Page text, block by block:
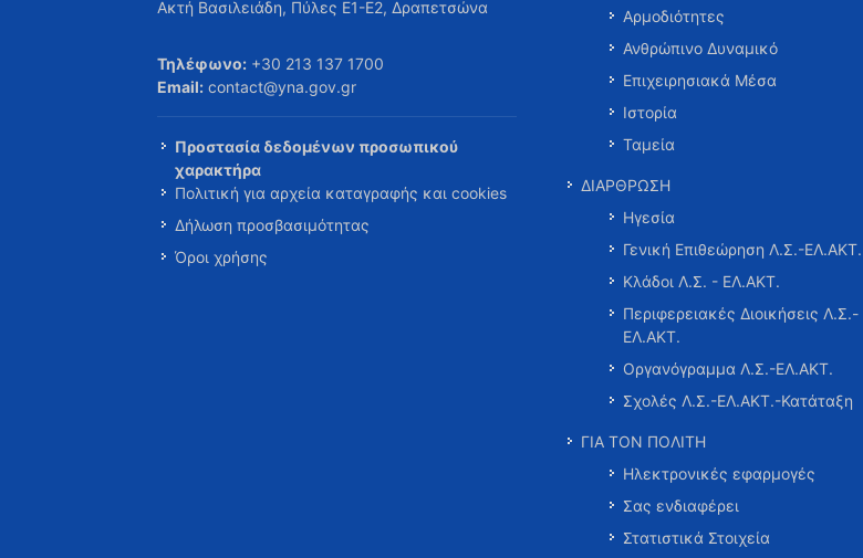
Ακτή Βασιλειάδη, Πύλες Ε1-Ε2, Δραπετσώνα
Τηλέφωνο: +30 213 137 1700
Email: contact@yna.gov.gr
Προστασία δεδομένων προσωπικού
χαρακτήρα
Πολιτική για αρχεία καταγραφής και cookies
Δήλωση προσβασιμότητας
Όροι χρήσης
Αρμοδιότητες
Ανθρώπινο Δυναμικό
Επιχειρησιακά Μέσα
Ιστορία
Ταμεία
ΔΙΑΡΘΡΩΣΗ
Ηγεσία
Γενική Επιθεώρηση Λ.Σ.-ΕΛ.ΑΚΤ.
Κλάδοι Λ.Σ. - ΕΛ.ΑΚΤ.
Περιφερειακές Διοικήσεις Λ.Σ.-
ΕΛ.ΑΚΤ.
Οργανόγραμμα Λ.Σ.-ΕΛ.ΑΚΤ.
Σχολές Λ.Σ.-ΕΛ.ΑΚΤ.-Κατάταξη
ΓΙΑ ΤΟΝ ΠΟΛΙΤΗ
Ηλεκτρονικές εφαρμογές
Σας ενδιαφέρει
Στατιστικά Στοιχεία